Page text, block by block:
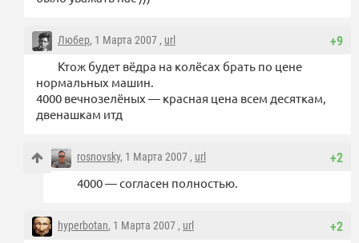
+9
Любер, 1 Марта 2007 , url
Ктож будет вёдра на колёсах брать по цене
нормальных машин.
4000 вечнозелёных — красная цена всем десяткам,
двенашкам итд
+2
rosnovsky, 1 Марта 2007 , url
4000 — согласен полностью.
+2
hyperbotan, 1 Марта 2007 , url